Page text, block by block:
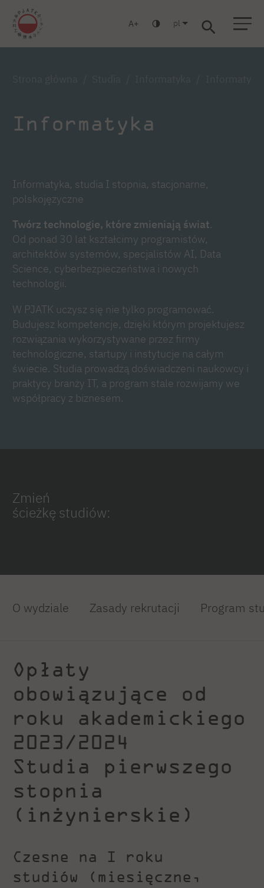
Warszawa Gdańsk Liceum Studia podyplomowe Studia MBA
A pl
Informatyka
Informatyka, studia I stopnia, stacjonarne,
polskojęzyczne
Twórz technologie, które zmieniają świat.
Od ponad 30 lat kształcimy programistów,
architektów systemów, specjalistów AI, Data
Science, cyberbezpieczeństwa i nowych
technologii.
W PJATK uczysz się nie tylko programować.
Budujesz kompetencje, dzięki którym projektujesz
rozwiązania wykorzystywane przez firmy
technologiczne, startupy i instytucje na całym
świecie. Studia prowadzą doświadczeni naukowcy i
praktycy branży IT, a program stale rozwijamy we
współpracy z biznesem.
Zmień
ścieżkę studiów:
O wydziale Zasady rekrutacji Program
Opłaty
obowiązujące od
roku akademickiego
2023/2024
Studia pierwszego
stopnia
(inżynierskie)
Czesne na I roku
studiów (miesięczne,